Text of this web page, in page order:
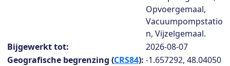
Opvoergemaal,
Vacuumpompstatio
n, Vijzelgemaal.
Bijgewerkt tot:
2026-08-07
Geografische begrenzing (CRS84): -1.657292, 48.04050